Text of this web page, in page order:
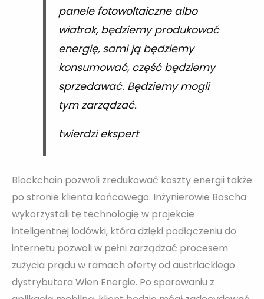
panele fotowoltaiczne albo
wiatrak, będziemy produkować
energię, sami ją będziemy
konsumować, część będziemy
sprzedawać. Będziemy mogli
tym zarządzać.
twierdzi ekspert
Blockchain pozwoli zredukować koszty energii także
po stronie klienta końcowego. Inżynierowie Boscha
wykorzystali tę technologię w projekcie
inteligentnej lodówki, która dzięki podłączeniu do
internetu pozwoli w pełni zarządzać procesem
zużycia prądu w ramach oferty od austriackiego
dystrybutora Wien Energie. Po sparowaniu z